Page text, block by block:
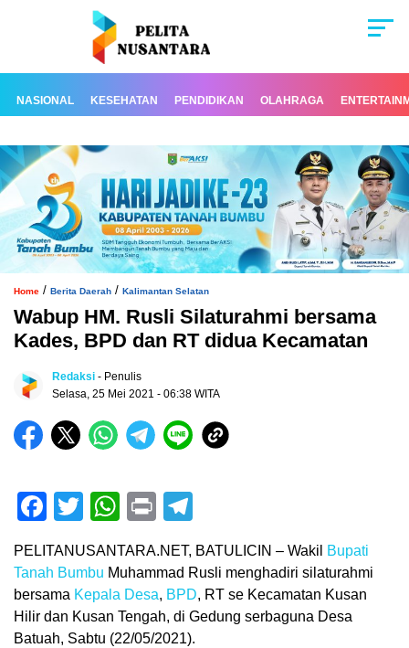
NASIONAL KESEHATAN PENDIDIKAN OLAHRAGA
Home / Berita Daerah / Kalimantan Selatan
Wabup HM. Rusli Silaturahmi bersama
Kades, BPD dan RT didua Kecamatan
Redaksi - Penulis
Selasa, 25 Mei 2021 - 06:38 WITA
Facebook
TwitterWhatsApp
Print
PELITANUSANTARA.NET, BATULICIN – Wakil
Bupati
Tanah Bumbu Muhammad Rusli menghadiri silaturahmi
bersama Kepala Desa, BPD, RT se Kecamatan Kusan
Hilir dan Kusan Tengah, di Gedung serbaguna Desa
Batuah, Sabtu (22/05/2021).